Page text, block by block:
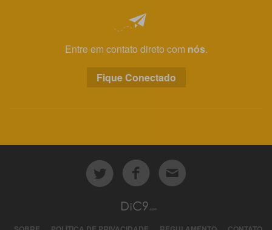
Entre em contato direto com nós.
Fique Conectado